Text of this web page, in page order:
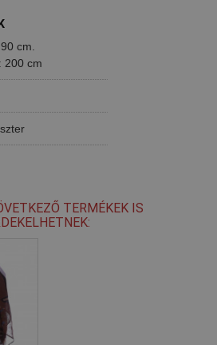
cm.
200 cm
TERMÉKEK IS